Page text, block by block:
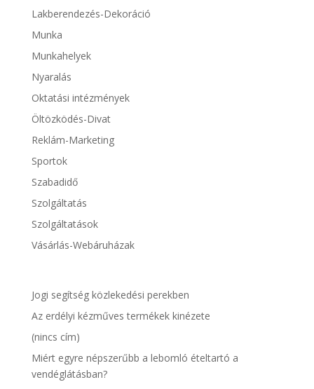
Lakberendezés-Dekoráció
Munka
Munkahelyek
Nyaralás
Oktatási intézmények
Öltözködés-Divat
Reklám-Marketing
Sportok
Szabadidő
Szolgáltatás
Szolgáltatások
Vásárlás-Webáruházak
Jogi segítség közlekedési perekben
Az erdélyi kézműves termékek kinézete
(nincs cím)
Miért egyre népszerűbb a lebomló ételtartó a
vendéglátásban?